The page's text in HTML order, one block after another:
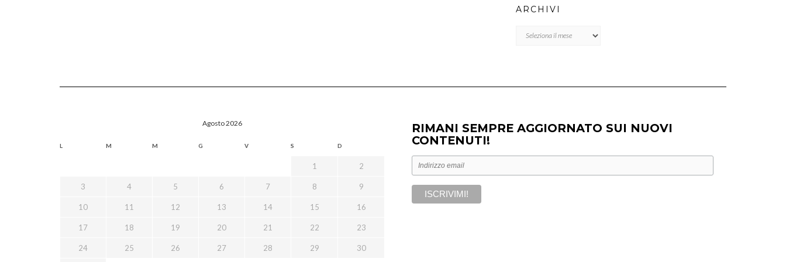
ARCHIVI
Agosto 2026
L M M G V S D
1 2
3 4 5 6 7 8 9
10 11 12 13 14 15 16
17 18 19 20 21 22 23
24 25 26 27 28 29 30
RIMANI SEMPRE AGGIORNATO SUI NUOVI
CONTENUTI!